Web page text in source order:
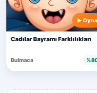
Oyna
Cadılar Bayramı Farklılıkları
Bulmaca